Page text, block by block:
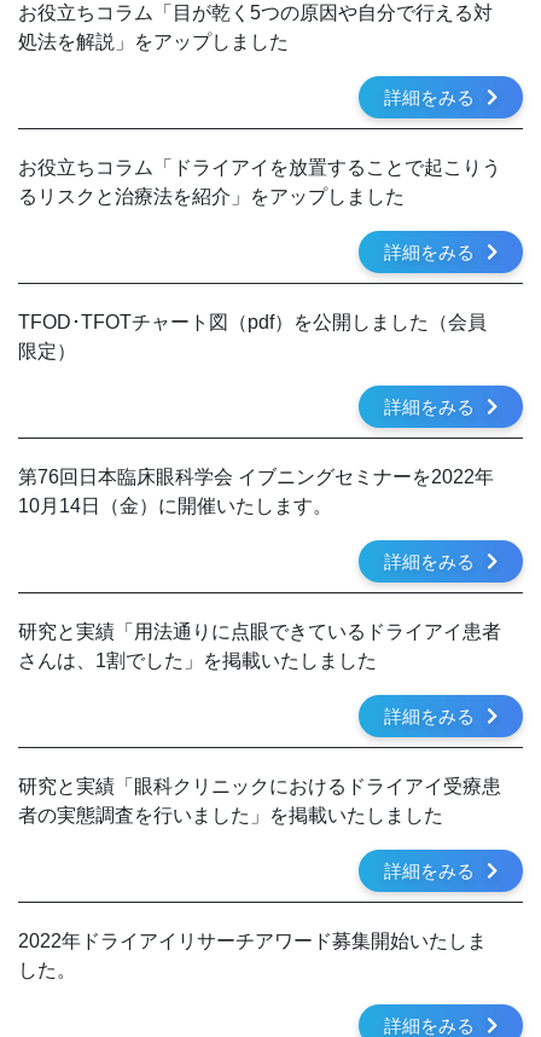
お役立ちコラム「目が乾く5つの原因や自分で行える対
処法を解説」をアップしました
詳細をみる
お役立ちコラム「ドライアイを放置することで起こりう
るリスクと治療法を紹介」をアップしました
詳細をみる
TFOD･TFOTチャート図（pdf）を公開しました（会員
限定）
詳細をみる
第76回日本臨床眼科学会 イブニングセミナーを2022年
10月14日（金）に開催いたします。
詳細をみる
研究と実績「用法通りに点眼できているドライアイ患者
さんは、1割でした」を掲載いたしました
詳細をみる
研究と実績「眼科クリニックにおけるドライアイ受療患
者の実態調査を行いました」を掲載いたしました
詳細をみる
2022年ドライアイリサーチアワード募集開始いたしま
した。
詳細をみる